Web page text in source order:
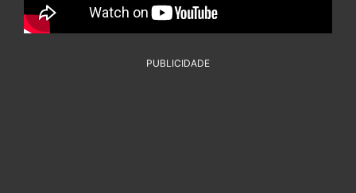
PUBLICIDADE